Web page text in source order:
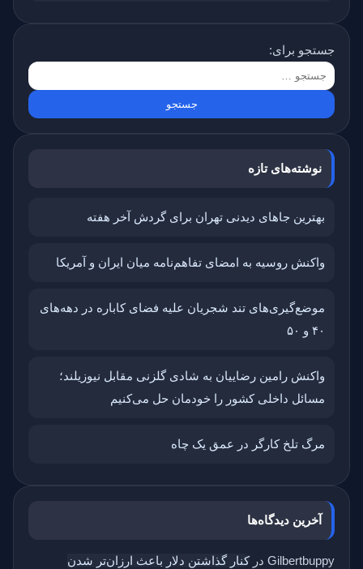
جستجو برای:
نوشته‌های تازه
بهترین جاهای دیدنی تهران برای گردش آخر هفته
واکنش روسیه به امضای تفاهم‌نامه میان ایران و آمریکا
موضع‌گیری‌های تند شجریان علیه فضای کاباره در دهه‌های
۴۰ و ۵۰
واکنش رامین رضاییان به شادی گلزنی مقابل نیوزیلند؛
مسائل داخلی کشور را خودمان حل می‌کنیم
مرگ تلخ کارگر در عمق یک چاه
آخرین دیدگاه‌ها
Gilbertbuppy درکنار گذاشتن دلار باعث ارزان‌تر شدن